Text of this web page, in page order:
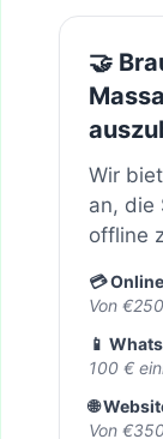
🤝
Wir
an, die
offline
💳
Von €250
📱
100 €
🌐
Von